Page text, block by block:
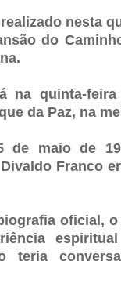
nesta
do
na quinta-
da Paz, na
de maio de
Franco
oficial,
teria